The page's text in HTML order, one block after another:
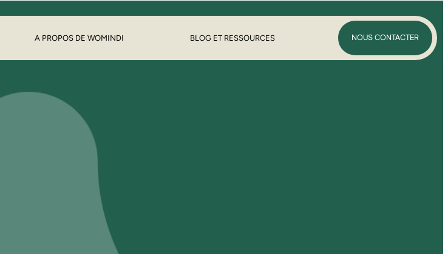
A PROPOS DE WOMINDI BLOG ET RESSOURCES NOUS CONTACTER